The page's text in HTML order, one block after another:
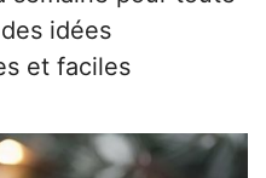
idées
et faciles